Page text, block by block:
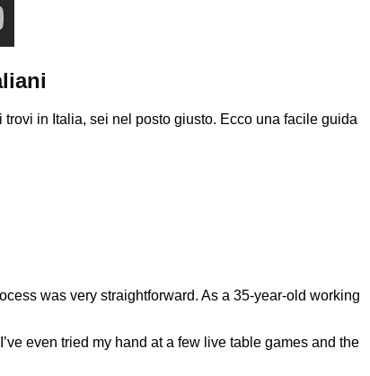
in Italia, sei nel posto giusto. Ecco una facile guida
was very straightforward. As a 35-year-old working
even tried my hand at a few live table games and the